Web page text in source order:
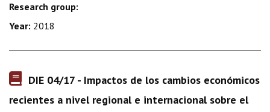
Research group:
Year: 2018
DIE 04/17 - Impactos de los cambios económicos
recientes a nivel regional e internacional sobre el